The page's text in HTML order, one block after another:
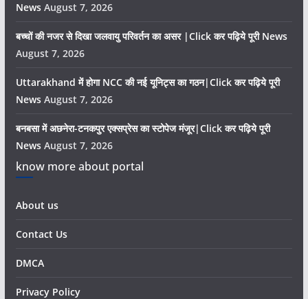
News August 7, 2026
बच्चों की नजर से दिखा जलवायु परिवर्तन का असर |Click कर पढ़िये पूरी News
August 7, 2026
Uttarakhand में होगा NCC की नई यूनिट्स का गठन|Click कर पढ़िये पूरी
News August 7, 2026
बनबसा में अछनेरा-टनकपुर एक्सप्रेस का स्टोपेज मंजूर|Click कर पढ़िये पूरी
News August 7, 2026
know more about portal
About us
Contact Us
DMCA
Privacy Policy